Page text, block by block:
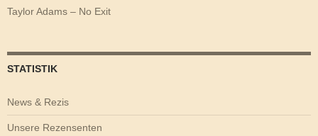
Taylor Adams – No Exit
STATISTIK
News & Rezis
Unsere Rezensenten